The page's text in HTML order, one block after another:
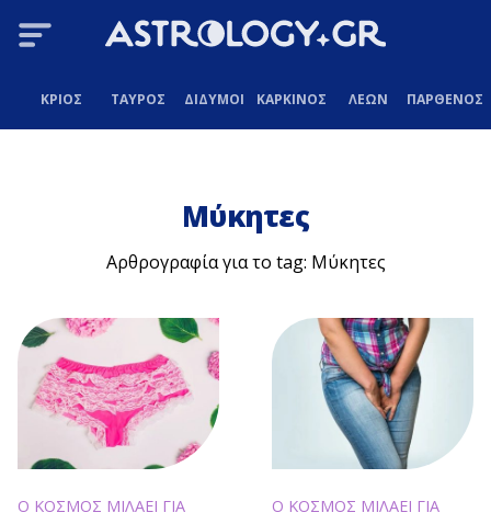
ΚΡΙΟΣ ΤΑΥΡΟΣ ΔΙΔΥΜΟΙ ΚΑΡΚΙΝΟΣ ΛΕΩΝ ΠΑΡΘΕΝΟΣ
Μύκητες
Αρθρογραφία για το tag: Μύκητες
Ο ΚΟΣΜΟΣ ΜΙΛΑΕΙ ΓΙΑ Ο ΚΟΣΜΟΣ ΜΙΛΑΕΙ ΓΙΑ